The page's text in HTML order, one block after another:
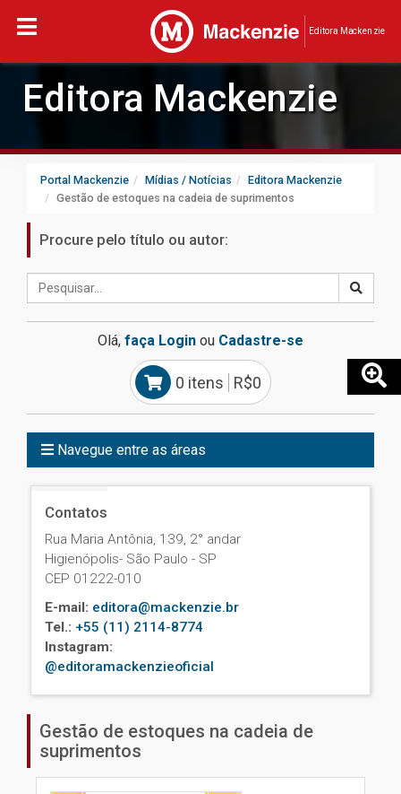
Editora Mackenzie
Editora Mackenzie
Portal Mackenzie Mídias / Notícias
Editora Mackenzie
Gestão de estoques na cadeia de suprimentos
Procure pelo título ou autor:
Olá, faça Login ou Cadastre-se
0 itens R$0
Navegue entre as áreas
Contatos
Rua Maria Antônia, 139, 2° andar
Higienópolis- São Paulo - SP
CEP 01222-010
E-mail: editora@mackenzie.br
Tel.: +55 (11) 2114-8774
Instagram:
@editoramackenzieoficial
Gestão de estoques na cadeia de
suprimentos